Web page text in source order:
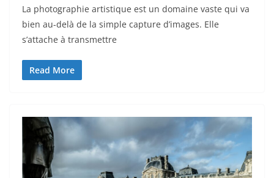
La photographie artistique est un domaine vaste qui va
bien au-delà de la simple capture d’images. Elle
s’attache à transmettre
Read More